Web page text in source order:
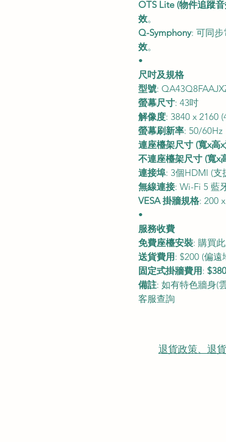
OTS Lite (物件追蹤
效。
Q-Symphony: 可同
效。
•
尺吋及規格
型號:
螢幕尺寸: 43吋
解像度: 3840 x 2160
螢幕刷新率: 50/60Hz
連座檯架尺寸 (寬x高
不連座檯架尺寸 (寬x
連接埠: 3個HDMI (支
無線連接: Wi-Fi 5 藍
VESA 掛牆規格: 200
•
服務收費
免費座檯安裝: 購買
送貨費用: $200 (偏遠
固定式掛牆費用: $380
備註: 如有特色牆身(
客服查詢
退貨政策、退